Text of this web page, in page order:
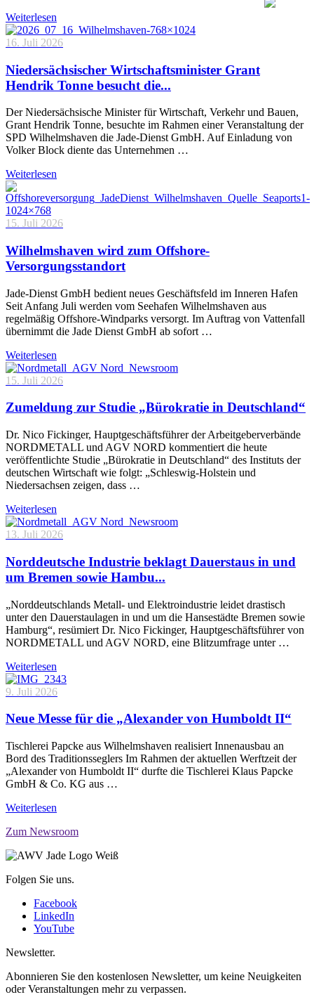
Weiterlesen
16. Juli 2026
Niedersächsischer Wirtschaftsminister Grant
Hendrik Tonne besucht die...
Der Niedersächsische Minister für Wirtschaft, Verkehr und Bauen,
Grant Hendrik Tonne, besuchte im Rahmen einer Veranstaltung der
SPD Wilhelmshaven die Jade-Dienst GmbH. Auf Einladung von
Volker Block diente das Unternehmen …
Weiterlesen
15. Juli 2026
Wilhelmshaven wird zum Offshore-
Versorgungsstandort
Jade-Dienst GmbH bedient neues Geschäftsfeld im Inneren Hafen
Seit Anfang Juli werden vom Seehafen Wilhelmshaven aus
regelmäßig Offshore-Windparks versorgt. Im Auftrag von Vattenfall
übernimmt die Jade Dienst GmbH ab sofort …
Weiterlesen
15. Juli 2026
Zumeldung zur Studie „Bürokratie in Deutschland“
Dr. Nico Fickinger, Hauptgeschäftsführer der Arbeitgeberverbände
NORDMETALL und AGV NORD kommentiert die heute
veröffentlichte Studie „Bürokratie in Deutschland“ des Instituts der
deutschen Wirtschaft wie folgt: „Schleswig-Holstein und
Niedersachsen zeigen, dass …
Weiterlesen
13. Juli 2026
Norddeutsche Industrie beklagt Dauerstaus in und
um Bremen sowie Hambu...
„Norddeutschlands Metall- und Elektroindustrie leidet drastisch
unter den Dauerstaulagen in und um die Hansestädte Bremen sowie
Hamburg“, resümiert Dr. Nico Fickinger, Hauptgeschäftsführer von
NORDMETALL und AGV NORD, eine Blitzumfrage unter …
Weiterlesen
9. Juli 2026
Neue Messe für die „Alexander von Humboldt II“
Tischlerei Papcke aus Wilhelmshaven realisiert Innenausbau an
Bord des Traditionsseglers Im Rahmen der aktuellen Werftzeit der
„Alexander von Humboldt II“ durfte die Tischlerei Klaus Papcke
GmbH & Co. KG aus …
Weiterlesen
Zum Newsroom
Folgen Sie uns.
Facebook
LinkedIn
YouTube
Newsletter.
Abonnieren Sie den kostenlosen Newsletter, um keine Neuigkeiten
oder Veranstaltungen mehr zu verpassen.